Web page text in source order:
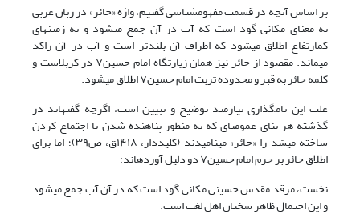
بر اساس آنچه در قسمت مفهومشناسی گفتیم، واژه «حائر» در زبان عربی
به معنای مکانی گود است که آب در آن جمع میشود و به زمینهای
کمارتفاع اطلاق میشود که اطراف آن بلندتر است و آب در آن راکد
میماند. مقصود از حائر نیز همان زیارتگاه امام حسین۷ در کربلاست و
کلمه حائر به قبر و محدوده تربت امام حسین۷اطلاق میشود.
علت این نامگذاری نیازمند توضیح و تبیین است، اگرچه گفتهاند در
گذشته هر بنای عمومیای که به منظور پناهنده شدن یا اجتماع کردن
ساخته میشد را «حائر» مینامیدند (کلیددار، ۱۴۱۸ق، ص۳۹) ؛ اما برای
اطلاق حائر بر حرم امام حسین۷دو دلیل آوردهاند:
نخست، مرقد مقدس حسینی مکانی گود است که در آن آب جمع میشود
و این احتمال ظاهر سخنان اهل لغت است.